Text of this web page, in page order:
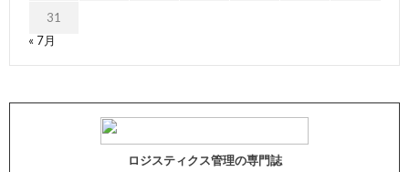
31
« 7月
ロジスティクス管理の専門誌